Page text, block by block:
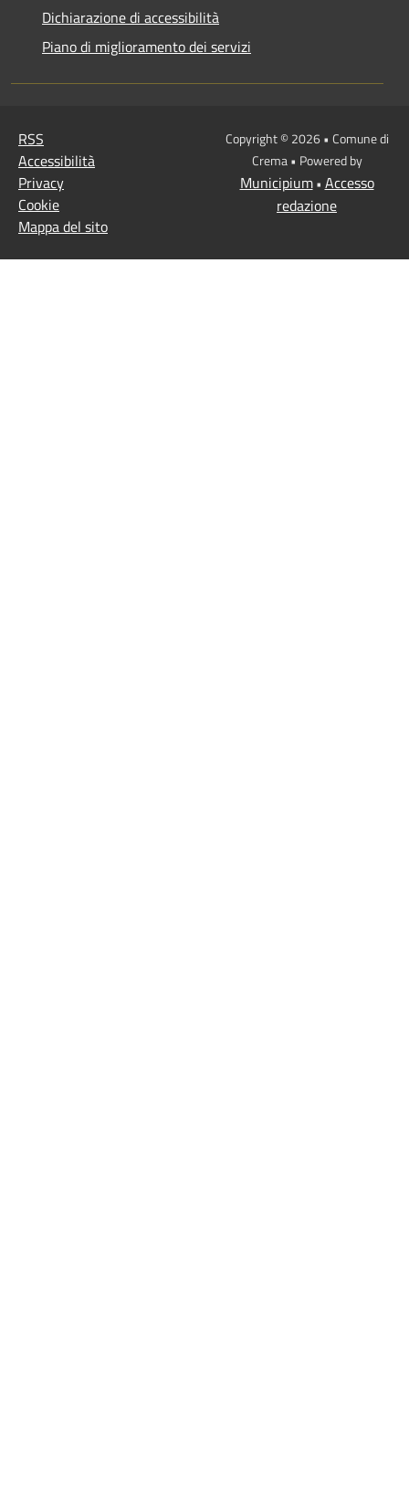
Dichiarazione di accessibilità
Piano di miglioramento dei servizi
RSS
Accessibilità
Privacy
Cookie
Mappa del sito
Copyright © 2026 • Comune di
Crema • Powered by
Municipium• Accesso
redazione